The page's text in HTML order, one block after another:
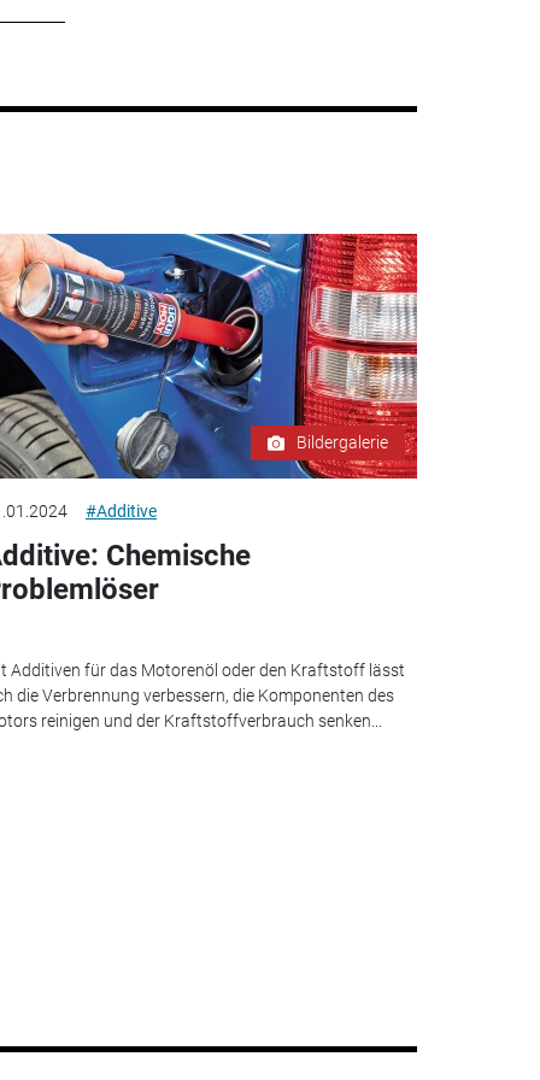
Bildergalerie
#Additive
Chemische
Additiven für das Motorenöl oder den Kraftstoff lässt
die Verbrennung verbessern, die Komponenten des
reinigen und der Kraftstoffverbrauch senken...